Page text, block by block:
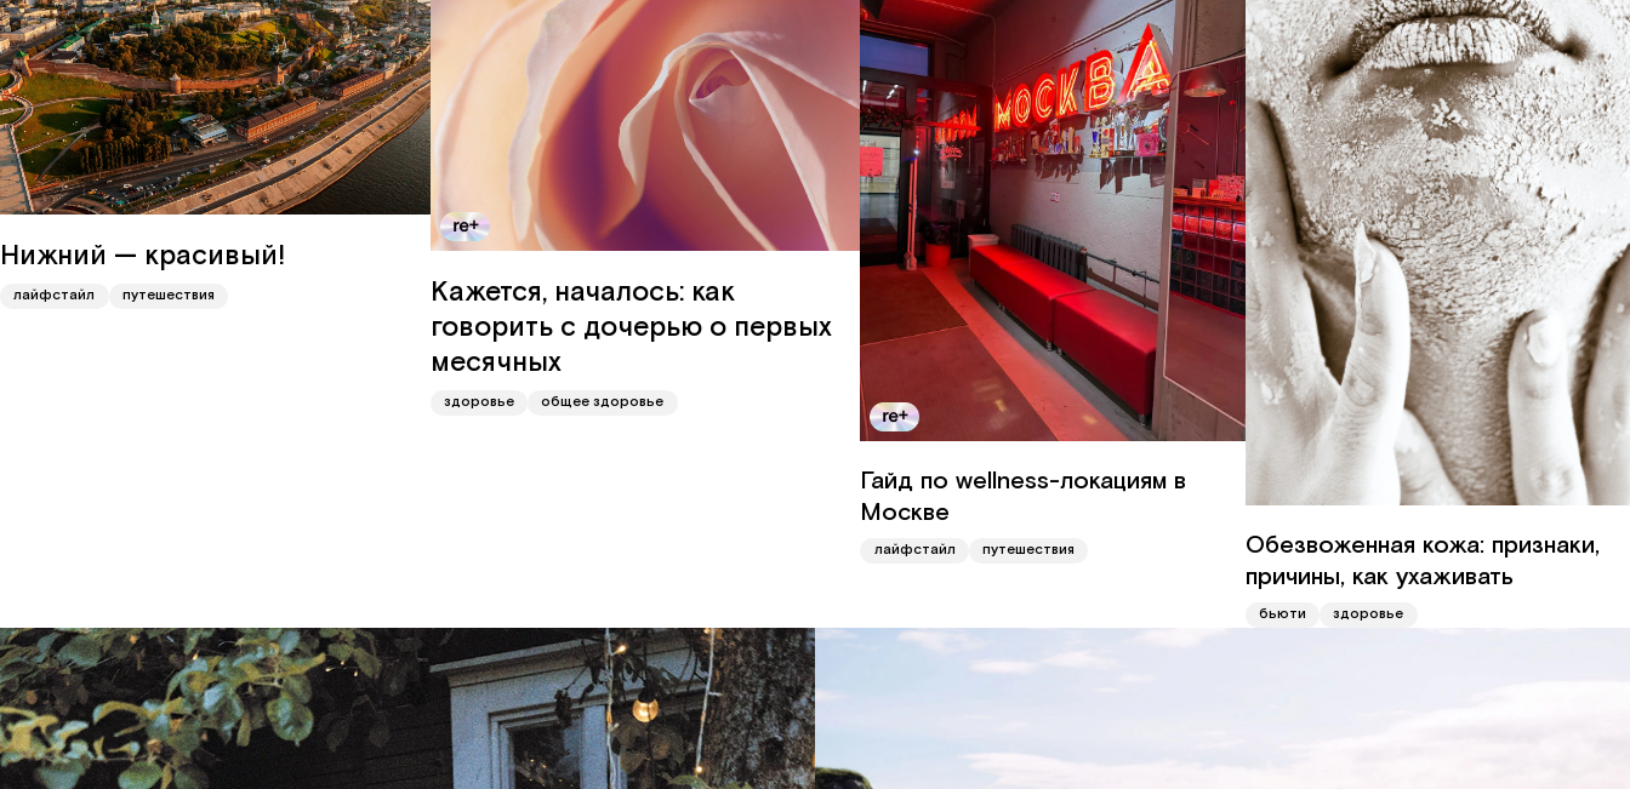
Нижний — красивый!
лайфстайл путешествия
Кажется, началось: как
говорить с дочерью о первых
месячных
здоровье общее здоровье
Гайд по wellness-локациям в
Москве
лайфстайл путешествия
Обезвоженная кожа: признаки,
причины, как ухаживать
бьюти здоровье